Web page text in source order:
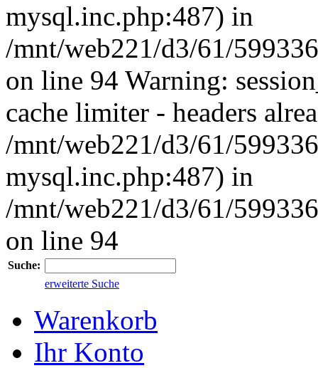
mysql.inc.php:487) in
/mnt/web221/d3/61/
on line 94 Warning:
cache limiter - headers
/mnt/web221/d3/61/
mysql.inc.php:487) in
/mnt/web221/d3/61/
on line 94
Suche:
erweiterte Suche
Warenkorb
Ihr Konto